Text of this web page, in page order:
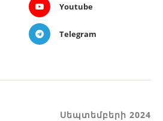
Youtube
Telegram
Սեպտեմբերի 2024